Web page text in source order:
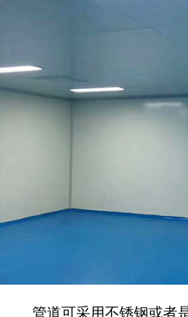
管道可采用不锈钢或者